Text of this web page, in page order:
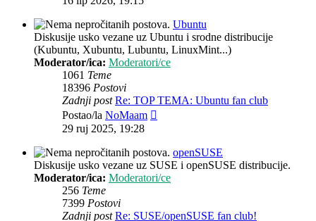
Ubuntu
Diskusije usko vezane uz Ubuntu i srodne distribucije
(Kubuntu, Xubuntu, Lubuntu, LinuxMint...)
Moderator/ica: Moderatori/ce
1061 Teme
18396 Postovi
Zadnji post Re: TOP TEMA: Ubuntu fan club
Postao/la NoMaam
29 ruj 2025, 19:28
openSUSE
Diskusije usko vezane uz SUSE i openSUSE distribucije.
Moderator/ica: Moderatori/ce
256 Teme
7399 Postovi
Zadnji post Re: SUSE/openSUSE fan club!